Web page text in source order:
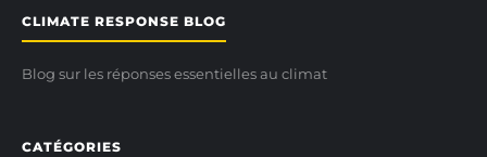
CLIMATE RESPONSE BLOG
Blog sur les réponses essentielles au climat
CATÉGORIES